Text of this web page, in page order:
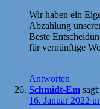
Wir haben ein
Abzahlung
Beste
für vernünftige
Antworten
Schmidt-Em sagt:
16. Januar 2022